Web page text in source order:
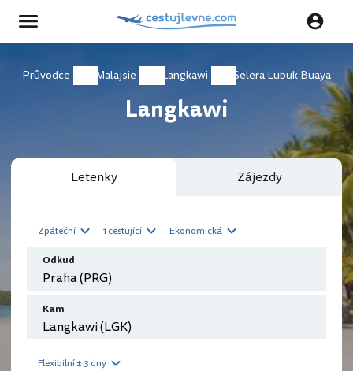
Průvodce Malajsie Langkawi Selera Lubuk Buaya
Langkawi
Letenky Zájezdy
Zpáteční 1 cestující Ekonomická
Odkud
Kam
Flexibilní ± 3 dny